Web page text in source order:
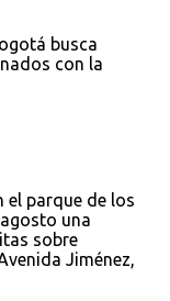
busca
con la
el parque de los
una
sobre
Jiménez,